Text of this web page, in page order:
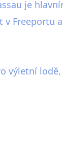
je
Freeportu
výletní